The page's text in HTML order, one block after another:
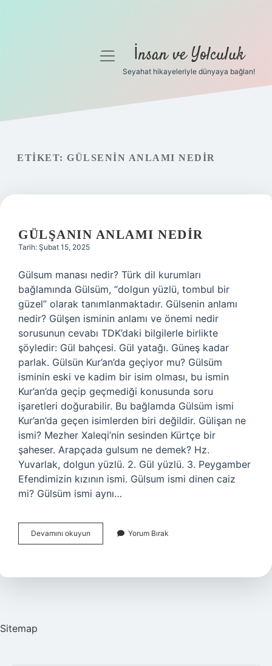
Gizlilik Politikası
menüyü İnsan ve Yolculuk
Seyahat hikayeleriyle dünyaya bağlan!
ETIKET: GÜLSENIN ANLAMI NEDIR
GÜLŞANIN ANLAMI NEDIR
Tarih: Şubat 15, 2025
Gülsum manası nedir? Türk dil kurumları
bağlamında Gülsüm, “dolgun yüzlü, tombul bir
güzel” olarak tanımlanmaktadır. Gülsenin anlamı
nedir? Gülşen isminin anlamı ve önemi nedir
sorusunun cevabı TDK’daki bilgilerle birlikte
şöyledir: Gül bahçesi. Gül yatağı. Güneş kadar
parlak. Gülsün Kur’an’da geçiyor mu? Gülsüm
isminin eski ve kadim bir isim olması, bu ismin
Kur’an’da geçip geçmediği konusunda soru
işaretleri doğurabilir. Bu bağlamda Gülsüm ismi
Kur’an’da geçen isimlerden biri değildir. Gülişan ne
ismi? Mezher Xaleqi’nin sesinden Kürtçe bir
şaheser. Arapçada gulsum ne demek? Hz.
Yuvarlak, dolgun yüzlü. 2. Gül yüzlü. 3. Peygamber
Efendimizin kızının ismi. Gülsum ismi dinen caiz
mi? Gülsüm ismi aynı…
Devamını okuyun Gülşanın
Anlamı
Yorum Bırak
Sitemap